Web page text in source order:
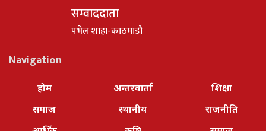
सम्वाददाता
पभेल शाहा-काठमाडौ
Navigation
होम
समाज
अन्तरवार्ता
स्थानीय
शिक्षा
राजनीति